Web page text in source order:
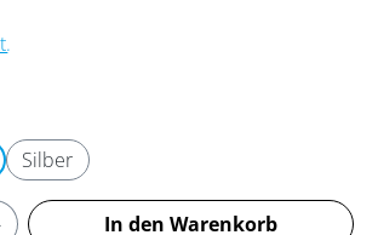
Silber
Gib den gewünschten
In den Warenkorb